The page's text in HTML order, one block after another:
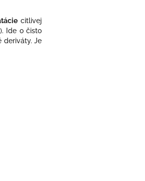
citlivej
Ide o čisto
deriváty. Je